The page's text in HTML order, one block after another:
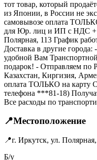
тот товар, который
из Японии, в России не
самовывозе оплата
для Юр. лиц и ИП с НДС
Полярная, 113 График
Доставка в другие
удобной Вам
подарок! - Отправляем по
Казахстан, Киргизия,
оплата ТОЛЬКО на
телефона ***81-18)
Все расходы по
📍Местоположение
📍г. Иркутск, ул.
Б/у